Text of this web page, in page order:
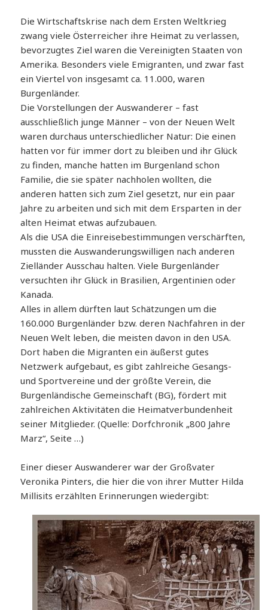
Die Wirtschaftskrise nach dem Ersten Weltkrieg
zwang viele Österreicher ihre Heimat zu verlassen,
bevorzugtes Ziel waren die Vereinigten Staaten von
Amerika. Besonders viele Emigranten, und zwar fast
ein Viertel von insgesamt ca. 11.000, waren
Burgenländer.
Die Vorstellungen der Auswanderer – fast
ausschließlich junge Männer – von der Neuen Welt
waren durchaus unterschiedlicher Natur: Die einen
hatten vor für immer dort zu bleiben und ihr Glück
zu finden, manche hatten im Burgenland schon
Familie, die sie später nachholen wollten, die
anderen hatten sich zum Ziel gesetzt, nur ein paar
Jahre zu arbeiten und sich mit dem Ersparten in der
alten Heimat etwas aufzubauen.
Als die USA die Einreisebestimmungen verschärften,
mussten die Auswanderungswilligen nach anderen
Zielländer Ausschau halten. Viele Burgenländer
versuchten ihr Glück in Brasilien, Argentinien oder
Kanada.
Alles in allem dürften laut Schätzungen um die
160.000 Burgenländer bzw. deren Nachfahren in der
Neuen Welt leben, die meisten davon in den USA.
Dort haben die Migranten ein äußerst gutes
Netzwerk aufgebaut, es gibt zahlreiche Gesangs-
und Sportvereine und der größte Verein, die
Burgenländische Gemeinschaft (BG), fördert mit
zahlreichen Aktivitäten die Heimatverbundenheit
seiner Mitglieder. (Quelle: Dorfchronik „800 Jahre
Marz“, Seite …)
Einer dieser Auswanderer war der Großvater
Veronika Pinters, die hier die von ihrer Mutter Hilda
Millisits erzählten Erinnerungen wiedergibt: